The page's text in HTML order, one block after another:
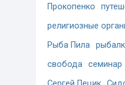
Прокопенко
религиозные
Рыба Пила
свобода семинар